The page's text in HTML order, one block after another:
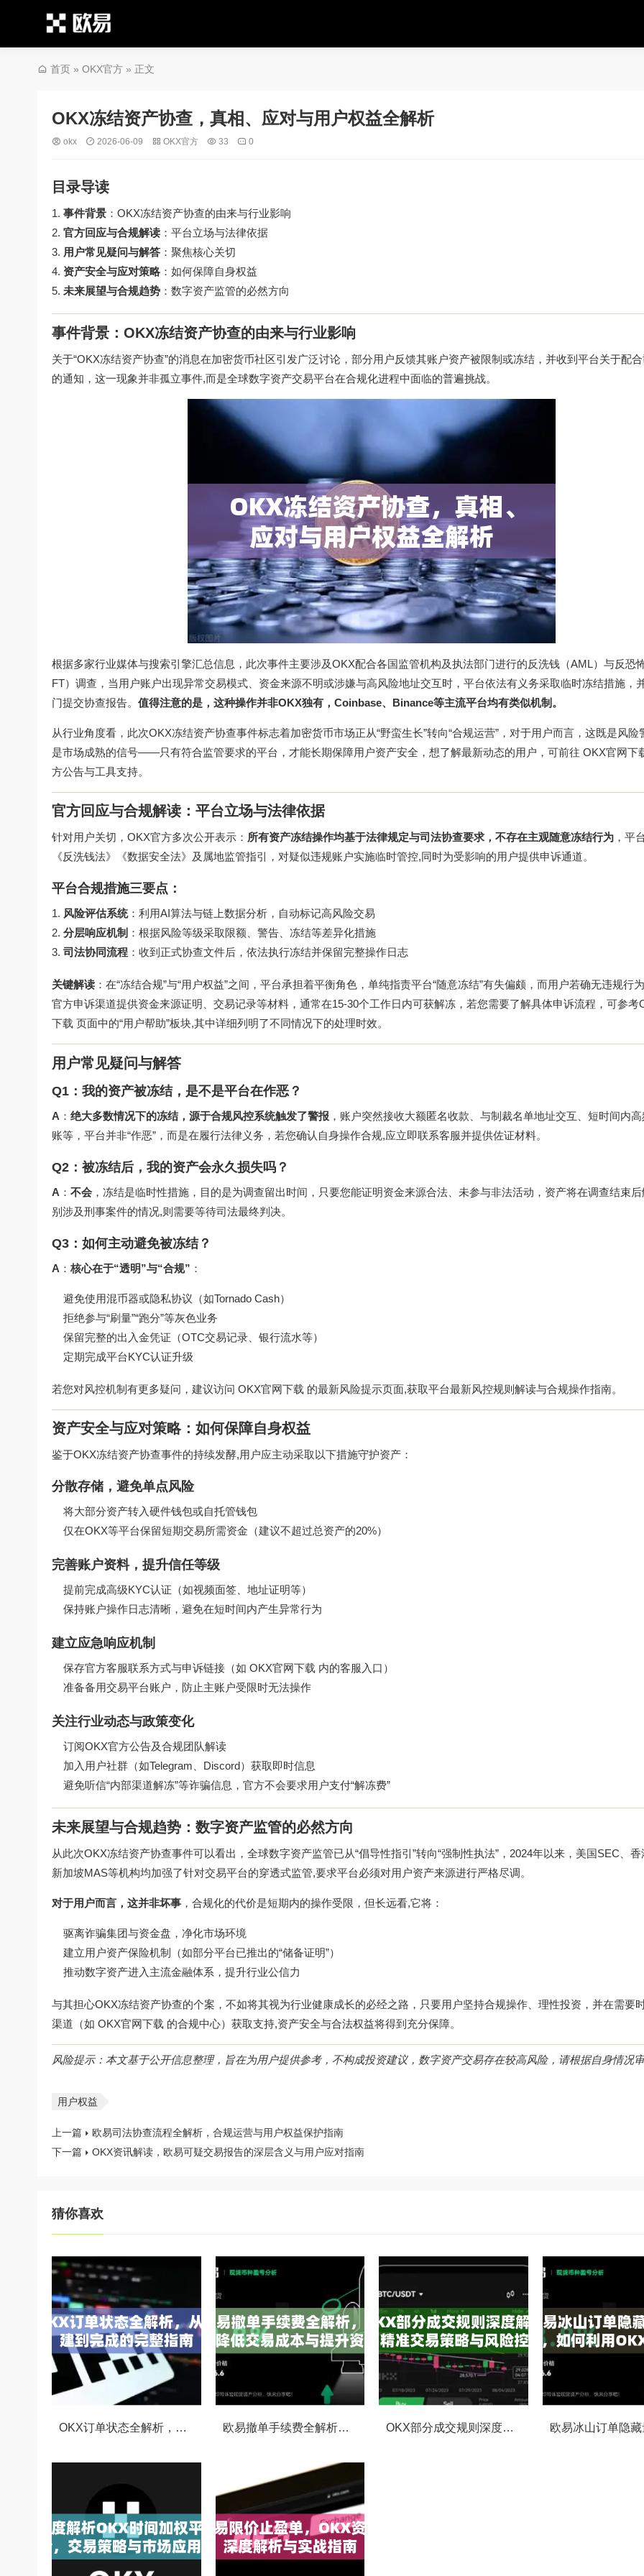
首页 » OKX官方 » 正文
OKX冻结资产协查，真相、应对与用户权益全解析
okx 2026-06-09 OKX官方 33 0
目录导读
事件背景 ：OKX冻结资产协查的由来与行业影响
官方回应与合规解读 ：平台立场与法律依据
用户常见疑问与解答 ：聚焦核心关切
资产安全与应对策略 ：如何保障自身权益
未来展望与合规趋势 ：数字资产监管的必然方向
事件背景：OKX冻结资产协查的由来与行业影响
关于“OKX冻结资产协查”的消息在加密货币社区引发广泛讨论，部分用户反馈其账户资产被限制或冻结，并收到平台关于配
的通知，这一现象并非孤立事件,而是全球数字资产交易平台在合规化进程中面临的普遍挑战。
根据多家行业媒体与搜索引擎汇总信息，此次事件主要涉及OKX配合各国监管机构及执法部门进行的反洗钱（AML）与反恐
FT）调查，当用户账户出现异常交易模式、资金来源不明或涉嫌与高风险地址交互时，平台依法有义务采取临时冻结措施，
门提交协查报告。 值得注意的是，这种操作并非OKX独有，Coinbase、Binance等主流平台均有类似机制。
从行业角度看，此次OKX冻结资产协查事件标志着加密货币市场正从“野蛮生长”转向“合规运营”，对于用户而言，这既是风险
是市场成熟的信号——只有符合监管要求的平台，才能长期保障用户资产安全，想了解最新动态的用户，可前往 OKX官网下
方公告与工具支持。
官方回应与合规解读：平台立场与法律依据
针对用户关切，OKX官方多次公开表示： 所有资产冻结操作均基于法律规定与司法协查要求，不存在主观随意冻结行为 ，平
《反洗钱法》《数据安全法》及属地监管指引，对疑似违规账户实施临时管控,同时为受影响的用户提供申诉通道。
平台合规措施三要点：
风险评估系统：利用AI算法与链上数据分析，自动标记高风险交易
分层响应机制 ：根据风险等级采取限额、警告、冻结等差异化措施
司法协同流程 ：收到正式协查文件后，依法执行冻结并保留完整操作日志
关键解读 ：在“冻结合规”与“用户权益”之间，平台承担着平衡角色，单纯指责平台“随意冻结”有失偏颇，而用户若确无违规行
官方申诉渠道提供资金来源证明、交易记录等材料，通常在15-30个工作日内可获解冻，若您需要了解具体申诉流程，可参考
下载 页面中的“用户帮助”板块,其中详细列明了不同情况下的处理时效。
用户常见疑问与解答
Q1：我的资产被冻结，是不是平台在作恶？
A ： 绝大多数情况下的冻结，源于合规风控系统触发了警报 ，账户突然接收大额匿名收款、与制裁名单地址交互、短时间内
账等，平台并非“作恶”，而是在履行法律义务，若您确认自身操作合规,应立即联系客服并提供佐证材料。
Q2：被冻结后，我的资产会永久损失吗？
A ： 不会 ，冻结是临时性措施，目的是为调查留出时间，只要您能证明资金来源合法、未参与非法活动，资产将在调查结束
别涉及刑事案件的情况,则需要等待司法最终判决。
Q3：如何主动避免被冻结？
A ： 核心在于“透明”与“合规” ：
避免使用混币器或隐私协议（如Tornado Cash）
拒绝参与“刷量”“跑分”等灰色业务
保留完整的出入金凭证（OTC交易记录、银行流水等）
定期完成平台KYC认证升级
若您对风控机制有更多疑问，建议访问 OKX官网下载 的最新风险提示页面,获取平台最新风控规则解读与合规操作指南。
资产安全与应对策略：如何保障自身权益
鉴于OKX冻结资产协查事件的持续发酵,用户应主动采取以下措施守护资产：
分散存储，避免单点风险
将大部分资产转入硬件钱包或自托管钱包
仅在OKX等平台保留短期交易所需资金（建议不超过总资产的20%）
完善账户资料，提升信任等级
提前完成高级KYC认证（如视频面签、地址证明等）
保持账户操作日志清晰，避免在短时间内产生异常行为
建立应急响应机制
保存官方客服联系方式与申诉链接（如 OKX官网下载 内的客服入口）
准备备用交易平台账户，防止主账户受限时无法操作
关注行业动态与政策变化
订阅OKX官方公告及合规团队解读
加入用户社群（如Telegram、Discord）获取即时信息
避免听信“内部渠道解冻”等诈骗信息，官方不会要求用户支付“解冻费”
未来展望与合规趋势：数字资产监管的必然方向
从此次OKX冻结资产协查事件可以看出，全球数字资产监管已从“倡导性指引”转向“强制性执法”，2024年以来，美国SEC、香
新加坡MAS等机构均加强了针对交易平台的穿透式监管,要求平台必须对用户资产来源进行严格尽调。
对于用户而言，这并非坏事 ，合规化的代价是短期内的操作受限，但长远看,它将：
驱离诈骗集团与资金盘，净化市场环境
建立用户资产保险机制（如部分平台已推出的“储备证明”）
推动数字资产进入主流金融体系，提升行业公信力
与其担心OKX冻结资产协查的个案，不如将其视为行业健康成长的必经之路，只要用户坚持合规操作、理性投资，并在需要
渠道（如 OKX官网下载 的合规中心）获取支持,资产安全与合法权益将得到充分保障。
风险提示：本文基于公开信息整理，旨在为用户提供参考，不构成投资建议，数字资产交易存在较高风险，请根据自身情况审
用户权益
上一篇
欧易司法协查流程全解析，合规运营与用户权益保护指南
下一篇
OKX资讯解读，欧易可疑交易报告的深层含义与用户应对指南
猜你喜欢
OKX订单状态全解析，从创建到完成的完整指南 欧易撤单手续费全解析，如何降低交易成本与提升资金效率 OKX部分成交规则深度解析，精准交易策略与风险控制全攻略